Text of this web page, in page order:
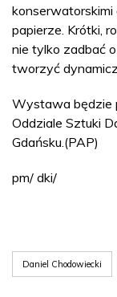
konserwatorskimi
papierze. Krótki,
nie tylko zadbać
tworzyć
Wystawa będzie
Oddziale Sztuki
Gdańsku.(PAP)
pm/ dki/
Daniel Chodowiecki